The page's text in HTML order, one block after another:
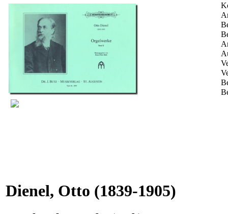
Dienel, Otto (1839-1905)